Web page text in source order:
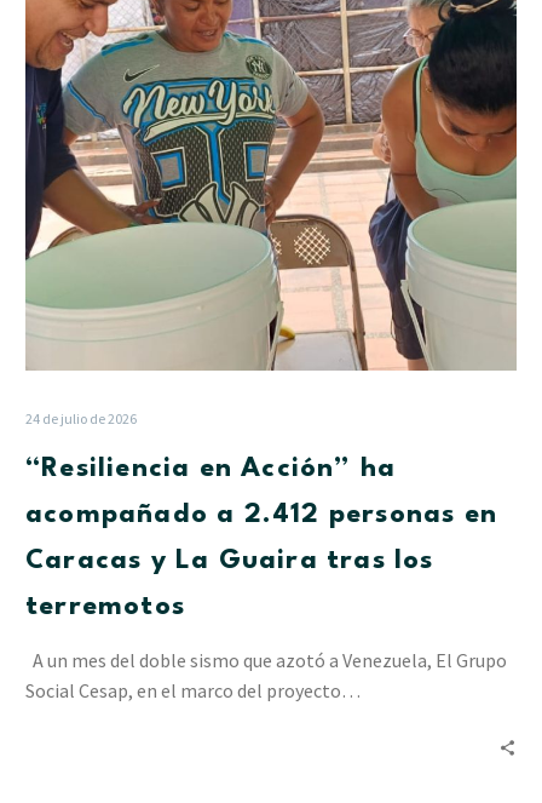
acompañado
a
2.412
personas
en
Caracas
y
La
Guaira
tras
los
terremotos
24 de julio de 2026
“Resiliencia en Acción” ha
acompañado a 2.412 personas en
Caracas y La Guaira tras los
terremotos
A un mes del doble sismo que azotó a Venezuela, El Grupo
Social Cesap, en el marco del proyecto…